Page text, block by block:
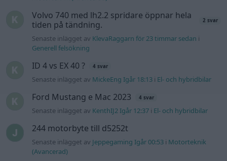
Volvo 740 med lh2.2 spridare öppnar hela
tiden på tändning.
2 svar
Senaste inlägget av KlevaRaggarn för 23 timmar sedan i
Generell felsökning
ID 4 vs EX 40 ? 4 svar
Senaste inlägget av MickeEng Igår 18:13 i El- och hybridbilar
Ford Mustang e Mac 2023 4 svar
Senaste inlägget av KenthIJ2 Igår 12:37 i El- och hybridbilar
244 motorbyte till d5252t
Senaste inlägget av Jeppegaming Igår 00:53 i Motorteknik
(Avancerad)